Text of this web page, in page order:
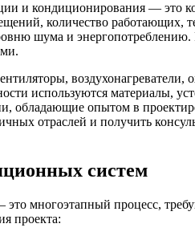
и кондиционирования — это
количество работающих,
шума и
воздухонагреватели,
используются материалы,
обладающие опытом в
отраслей и получить
систем
многоэтапный процесс,
проекта: